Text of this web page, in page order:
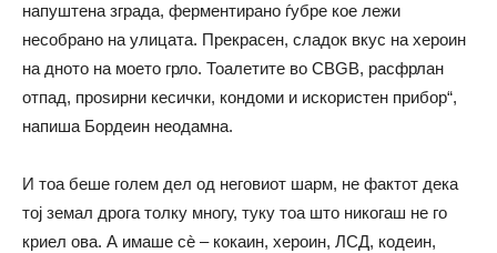
напуштена зграда, ферментирано ѓубре кое лежи
несобрано на улицата. Прекрасен, сладок вкус на хероин
на дното на моето грло. Тоалетите во CBGB, расфрлан
отпад, проѕирни кесички, кондоми и искористен прибор“,
напиша Бордеин неодамна.
И тоа беше голем дел од неговиот шарм, не фактот дека
тој земал дрога толку многу, туку тоа што никогаш не го
криел ова. А имаше сè – кокаин, хероин, ЛСД, кодеин,